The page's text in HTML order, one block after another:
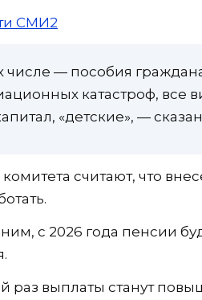
СМИ2
числе — пособия
катастроф, все
«детские», —
считают, что
с 2026 года пенсии
раз выплаты станут